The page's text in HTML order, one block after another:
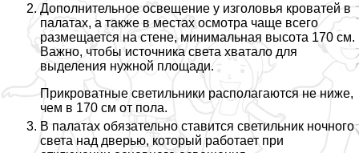
Дополнительное освещение у изголовья кроватей в
палатах, а также в местах осмотра чаще всего
размещается на стене, минимальная высота 170 см.
Важно, чтобы источника света хватало для
выделения нужной площади.
Прикроватные светильники располагаются не ниже,
чем в 170 см от пола.
В палатах обязательно ставится светильник ночного
света над дверью, который работает при